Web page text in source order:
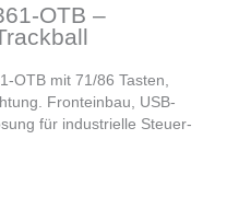
OTB –
OTB mit 71/86 Tasten,
Fronteinbau, USB-
für industrielle Steuer-